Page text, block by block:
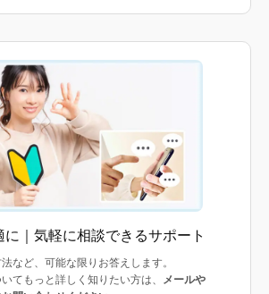
に｜気軽に相談できるサポート
など、可能な限りお答えします。
てもっと詳しく知りたい方は、
メールや